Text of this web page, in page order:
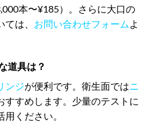
本〜¥185）。さらに大口の
は、 お問い合わせフォーム よ
道具は？
ンジが便利です。衛生面では ニ
すすめします。少量のテストに
用ください。